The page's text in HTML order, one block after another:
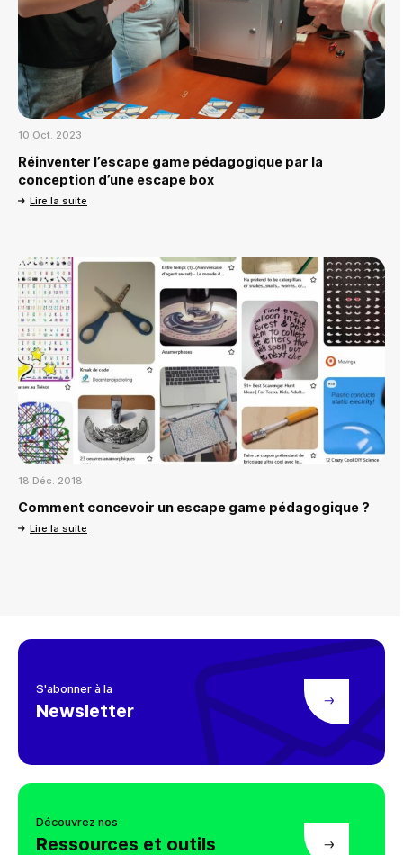
10 Oct. 2023
Réinventer l’escape game pédagogique par la
conception d’une escape box
Lire la suite
18 Déc. 2018
Comment concevoir un escape game pédagogique ?
Lire la suite
S'abonner à la
Newsletter
Découvrez nos
Ressources et outils